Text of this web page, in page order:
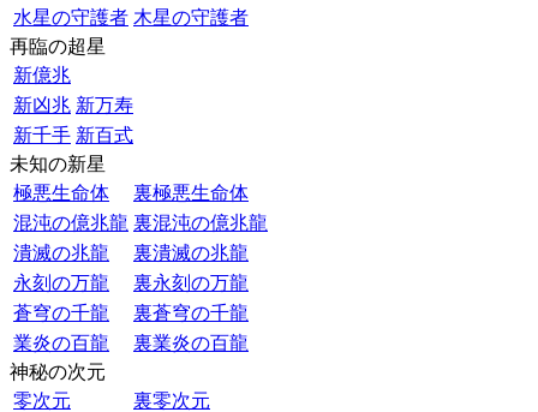
水星の守護者 木星の守護者
再臨の超星
新億兆
新凶兆 新万寿
新千手 新百式
未知の新星
極悪生命体
裏極悪生命体
混沌の億兆龍 裏混沌の億兆龍
潰滅の兆龍
裏潰滅の兆龍
永刻の万龍
裏永刻の万龍
蒼穹の千龍
裏蒼穹の千龍
業炎の百龍
裏業炎の百龍
神秘の次元
零次元
裏零次元